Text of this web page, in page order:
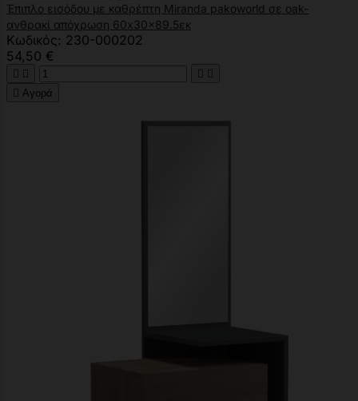
Έπιπλο εισόδου με καθρέπτη Miranda pakoworld σε oak-
ανθρακί απόχρωση 60x30x89.5εκ
Κωδικός: 230-000202
54,50 €
   
 Αγορά